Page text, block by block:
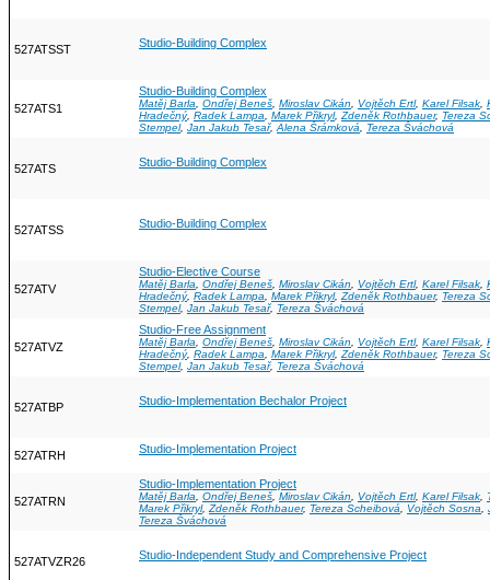
527ATSST Studio-Building Complex
527ATS1
Studio-Building Complex
Matěj Barla, Ondřej Beneš, Miroslav Cikán, Vojtěch Ertl, Karel Filsak,
Hradečný, Radek Lampa, Marek Přikryl,Zdeněk Rothbauer, Tereza
Stempel, Jan Jakub Tesař,Alena Šrámková, Tereza Šváchová
527ATS Studio-Building Complex
527ATSS Studio-Building Complex
527ATV
Studio-Elective Course
Matěj Barla, Ondřej Beneš, Miroslav Cikán, Vojtěch Ertl, Karel Filsak,
Hradečný, Radek Lampa, Marek Přikryl,Zdeněk Rothbauer, Tereza
Stempel, Jan Jakub Tesař, Tereza Šváchová
527ATVZ
Studio-Free Assignment
Matěj Barla, Ondřej Beneš, Miroslav Cikán, Vojtěch Ertl, Karel Filsak,
Hradečný, Radek Lampa, Marek Přikryl,Zdeněk Rothbauer, Tereza
Stempel, Jan Jakub Tesař, Tereza Šváchová
527ATBP Studio-Implementation Bechalor Project
527ATRH Studio-Implementation Project
527ATRN
Studio-Implementation Project
Matěj Barla, Ondřej Beneš, Miroslav Cikán, Vojtěch Ertl, Karel Filsak,
Marek Přikryl,Zdeněk Rothbauer, Tereza Scheibová, Vojtěch Sosna,
Tereza Šváchová
527ATVZR26 Studio-Independent Study and Comprehensive Project